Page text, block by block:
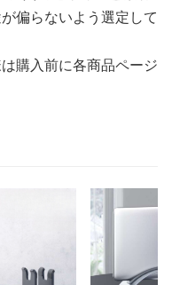
偏らないよう選定して
購入前に各商品ページ